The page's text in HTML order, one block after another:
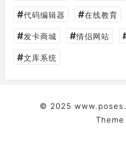
#代码编辑器 #在线教育
#发卡商城 #情侣网站
#文库系统
© 2025